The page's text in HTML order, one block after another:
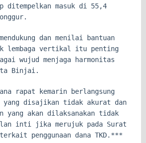
ditempelkan masuk di 55,4
dan menilai bantuan
lembaga vertikal itu penting
wujud menjaga harmonitas
Binjai.
rapat kemarin berlangsung
yang disajikan tidak akurat dan
yang akan dilaksanakan tidak
inti jika merujuk pada Surat
penggunaan dana TKD.***